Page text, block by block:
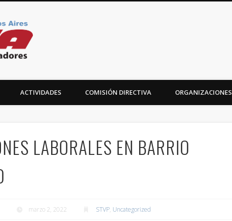
CTA Ciudad
ACTIVIDADES COMISIÓN DIRECTIVA ORGANIZACIONES
LABORALES EN BARRIO
marzo 2, 2022 STVP, Uncategorized